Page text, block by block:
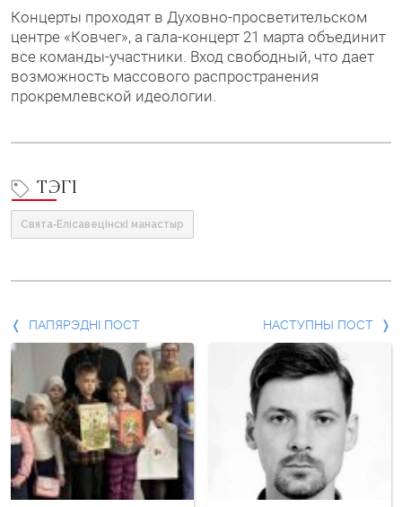
Концерты проходят в Духовно-просветительском
центре «Ковчег», а гала-концерт 21 марта объединит
все команды-участники. Вход свободный, что дает
возможность массового распространения
прокремлевской идеологии.
ТЭГІ
Свята-Елісавецінскі манастыр
Папярэдні
пост
і
наступны
пост
ПАПЯРЭДНІ ПОСТ НАСТУПНЫ ПОСТ